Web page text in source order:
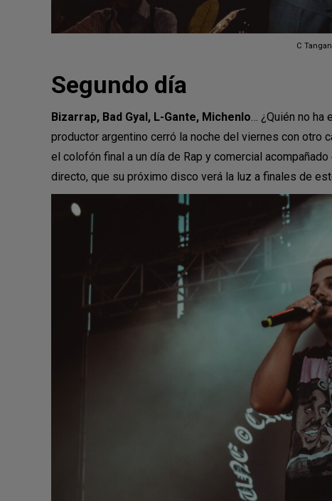
C
Segundo día
Bizarrap, Bad Gyal, L-Gante, Michenlo… ¿Quién no ha
productor argentino cerró la noche del viernes con otro
el colofón final a un día de Rap y comercial acompañado
directo, que su próximo disco verá la luz a finales de